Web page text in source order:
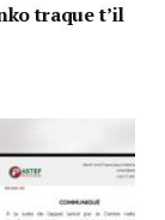
traque t’il